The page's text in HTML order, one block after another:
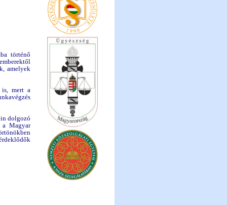
történő
amelyek
is, mert a
dolgozó
a Magyar